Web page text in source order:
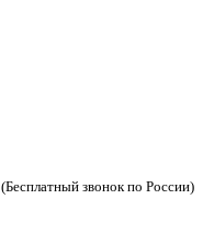
(Бесплатный звонок по России)